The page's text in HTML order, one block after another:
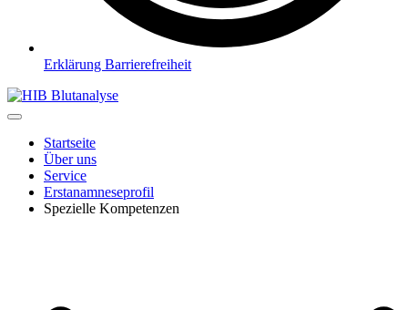
Erklärung Barrierefreiheit
Startseite
Über uns
Service
Erstanamneseprofil
Spezielle Kompetenzen